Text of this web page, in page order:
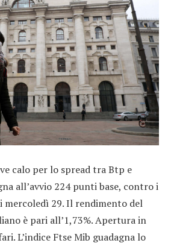
calo per lo spread tra Btp e
all’avvio 224 punti base, contro i
mercoledì 29. Il rendimento del
è pari all’1,73%. Apertura in
L’indice Ftse Mib guadagna lo